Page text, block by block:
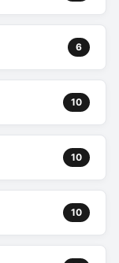
6
10
10
10